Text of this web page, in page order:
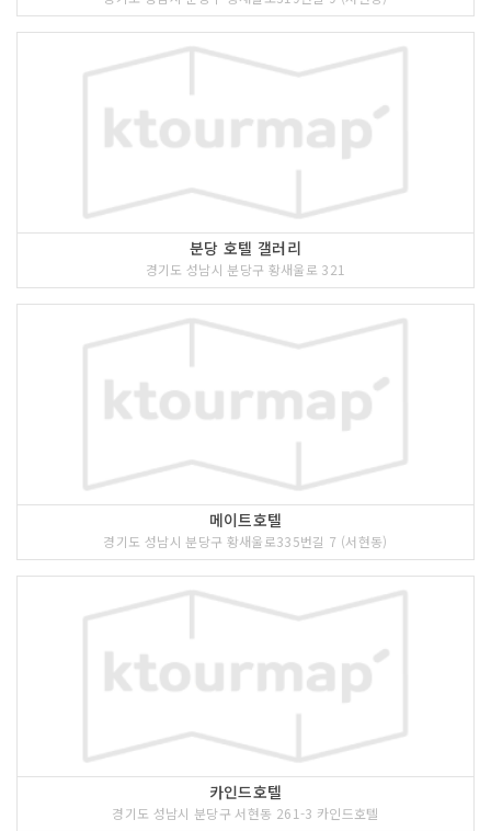
분당 호텔 갤러리
경기도 성남시 분당구 황새울로 321
메이트호텔
경기도 성남시 분당구 황새울로335번길 7 (서현동)
카인드호텔
경기도 성남시 분당구 서현동 261-3 카인드호텔